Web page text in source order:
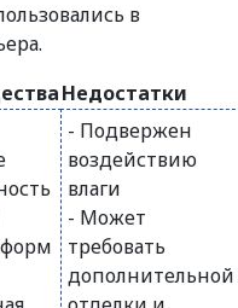
в
Недостатки
- Подвержен
воздействию
влаги
- Может
требовать
дополнительной